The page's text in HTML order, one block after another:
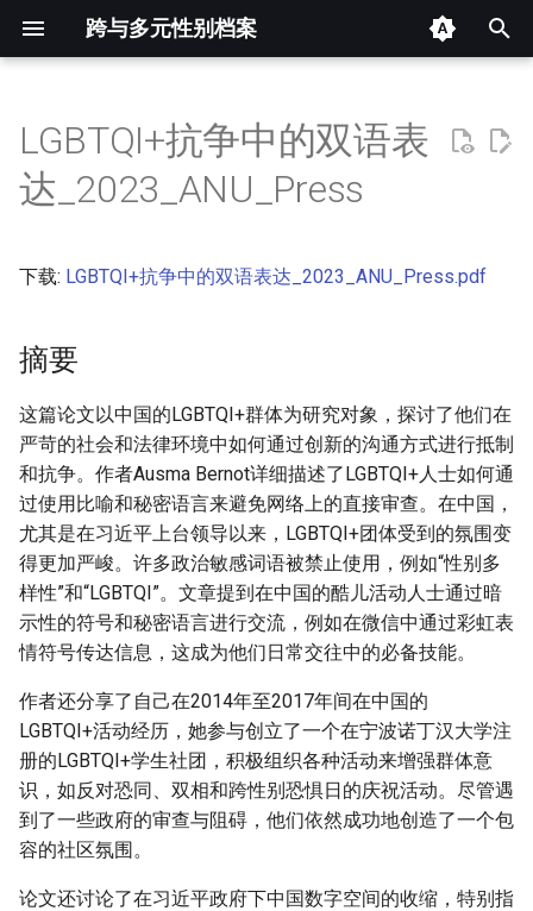
跨与多元性别档案
开
摘要
LGBTQI+抗争中的双语表
达_2023_ANU_Press
下载: LGBTQI+抗争中的双语表达_2023_ANU_Press.pdf
摘要
这篇论文以中国的LGBTQI+群体为研究对象，探讨了他们在
严苛的社会和法律环境中如何通过创新的沟通方式进行抵制
和抗争。作者Ausma Bernot详细描述了LGBTQI+人士如何通
过使用比喻和秘密语言来避免网络上的直接审查。在中国，
尤其是在习近平上台领导以来，LGBTQI+团体受到的氛围变
得更加严峻。许多政治敏感词语被禁止使用，例如“性别多
样性”和“LGBTQI”。文章提到在中国的酷儿活动人士通过暗
示性的符号和秘密语言进行交流，例如在微信中通过彩虹表
情符号传达信息，这成为他们日常交往中的必备技能。
作者还分享了自己在2014年至2017年间在中国的
LGBTQI+活动经历，她参与创立了一个在宁波诺丁汉大学注
册的LGBTQI+学生社团，积极组织各种活动来增强群体意
识，如反对恐同、双相和跨性别恐惧日的庆祝活动。尽管遇
到了一些政府的审查与阻碍，他们依然成功地创造了一个包
容的社区氛围。
论文还讨论了在习近平政府下中国数字空间的收缩，特别指